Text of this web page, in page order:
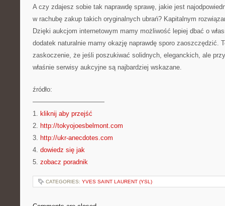
A czy zdajesz sobie tak naprawdę sprawę, jakie jest
w rachubę zakup takich oryginalnych ubrań? Kapitalnym
Dzięki aukcjom internetowym mamy możliwość lepiej dbać o
dodatek naturalnie mamy okazję naprawdę sporo zaoszczędzić.
zaskoczenie, że jeśli poszukiwać solidnych, eleganckich, ale
właśnie serwisy aukcyjne są najbardziej wskazane.
źródło:
———————————
1. kliknij aby przejść
2. http://tokyojoesbelmont.com
3. http://ukr-anecdotes.com
4. dowiedz się jak
5. zobacz poradnik
CATEGORIES: YVES SAINT LAURENT (YSL)